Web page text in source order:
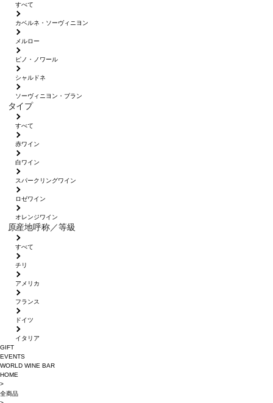
すべて
カベルネ・ソーヴィニヨン
メルロー
ピノ・ノワール
シャルドネ
ソーヴィニヨン・ブラン
タイプ
すべて
赤ワイン
白ワイン
スパークリングワイン
ロゼワイン
オレンジワイン
原産地呼称／等級
すべて
チリ
アメリカ
フランス
ドイツ
イタリア
GIFT
EVENTS
WORLD WINE BAR
HOME
>
全商品